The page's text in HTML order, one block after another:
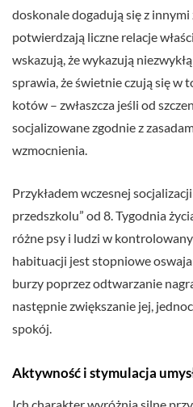
doskonale dogadują się z
potwierdzają liczne relacje
wskazują, że wykazują
sprawia, że świetnie czują się w
kotów – zwłaszcza jeśli od
socjalizowane zgodnie z
wzmocnienia.
Przykładem wczesnej
przedszkolu” od 8. Tygodnia
różne psy i ludzi w
habituacji jest stopniowe
burzy poprzez odtwarzanie
następnie zwiększanie jej,
spokój.
Aktywność i stymulacja
Ich charakter wyróżnia silne